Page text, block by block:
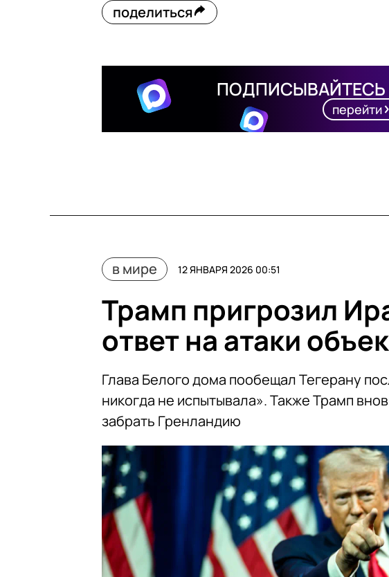
поделиться
ПОДПИСЫВАЙТЕСЬ
перейти
в мире 12 ЯНВАРЯ 2026 00:51
Трамп пригрозил
ответ на атаки
Глава Белого дома пообещал Тегерану
никогда не испытывала». Также Трамп
забрать Гренландию